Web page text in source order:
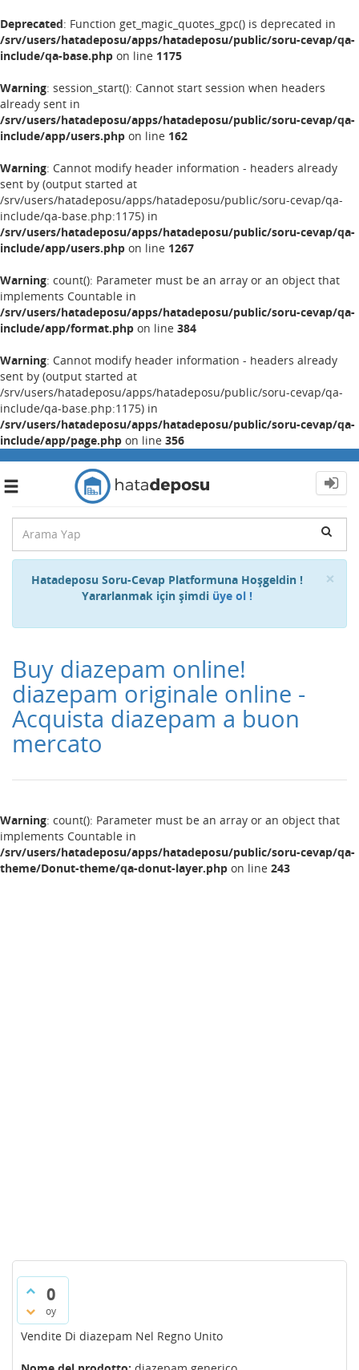
Deprecated: Function get_magic_quotes_gpc() is deprecated in
/srv/users/hatadeposu/apps/hatadeposu/public/soru-cevap/qa-
include/qa-base.php on line 1175
Warning: session_start(): Cannot start session when headers
already sent in
/srv/users/hatadeposu/apps/hatadeposu/public/soru-cevap/qa-
include/app/users.php on line 162
Warning: Cannot modify header information - headers already
sent by (output started at
/srv/users/hatadeposu/apps/hatadeposu/public/soru-cevap/qa-
include/qa-base.php:1175) in
/srv/users/hatadeposu/apps/hatadeposu/public/soru-cevap/qa-
include/app/users.php on line 1267
Warning: count(): Parameter must be an array or an object that
implements Countable in
/srv/users/hatadeposu/apps/hatadeposu/public/soru-cevap/qa-
include/app/format.php on line 384
Warning: Cannot modify header information - headers already
sent by (output started at
/srv/users/hatadeposu/apps/hatadeposu/public/soru-cevap/qa-
include/qa-base.php:1175) in
/srv/users/hatadeposu/apps/hatadeposu/public/soru-cevap/qa-
include/app/page.php on line 356
Toggle
×
Hatadeposu Soru-Cevap Platformuna Hoşgeldin !
Yararlanmak için şimdi üye ol !
Buy diazepam online!
diazepam originale online -
Acquista diazepam a buon
mercato
Warning: count(): Parameter must be an array or an object that
implements Countable in
/srv/users/hatadeposu/apps/hatadeposu/public/soru-cevap/qa-
theme/Donut-theme/qa-donut-layer.php on line 243
0
oy
Vendite Di diazepam Nel Regno Unito